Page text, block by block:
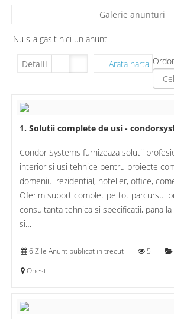
Galerie anunturi
Nu s-a gasit nici un anunt
Detalii Arata harta
1. Solutii complete de usi -
Condor Systems furnizeaza solutii
interior si usi tehnice pentru proiecte
domeniul rezidential, hotelier, office,
Oferim suport complet pe tot parcursul
consultanta tehnica si specificatii, pana
si…
6 Zile Anunt publicat in trecut 5
Onesti